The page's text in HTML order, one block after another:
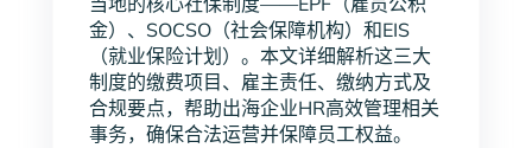
金）、SOCSO（社会保障机构）和EIS
（就业保险计划）。本文详细解析这三大
制度的缴费项目、雇主责任、缴纳方式及
合规要点，帮助出海企业HR高效管理相关
事务，确保合法运营并保障员工权益。